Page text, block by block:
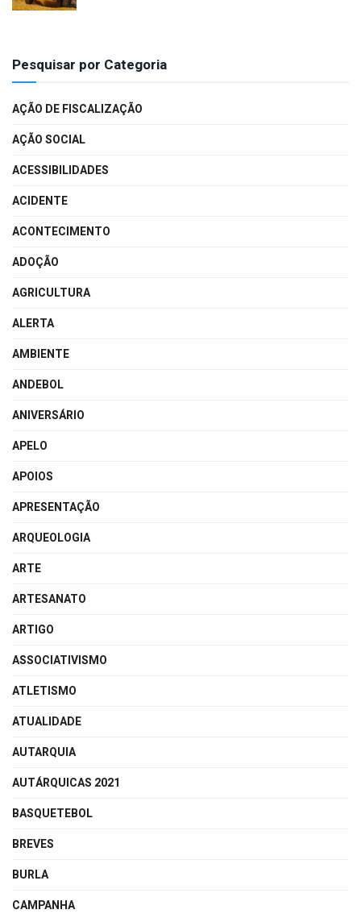
Pesquisar por Categoria
AÇÃO DE FISCALIZAÇÃO
AÇÃO SOCIAL
ACESSIBILIDADES
ACIDENTE
ACONTECIMENTO
ADOÇÃO
AGRICULTURA
ALERTA
AMBIENTE
ANDEBOL
ANIVERSÁRIO
APELO
APOIOS
APRESENTAÇÃO
ARQUEOLOGIA
ARTE
ARTESANATO
ARTIGO
ASSOCIATIVISMO
ATLETISMO
ATUALIDADE
AUTARQUIA
AUTÁRQUICAS 2021
BASQUETEBOL
BREVES
BURLA
CAMPANHA